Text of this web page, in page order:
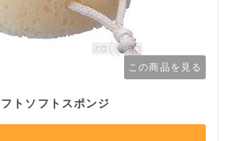
この商品を見る
トソフトスポンジ